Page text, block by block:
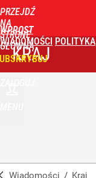
PRZEJDŹ
NA
STRONĘ
GŁÓWNĄ
WPROST
WIADOMOŚCI POLITYKA
KRAJ
Wiadomości / Kraj